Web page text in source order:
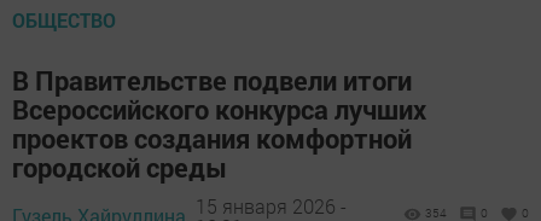
ОБЩЕСТВО
В Правительстве подвели итоги
Всероссийского конкурса лучших
проектов создания комфортной
городской среды
15 января 2026 -
354 0 0